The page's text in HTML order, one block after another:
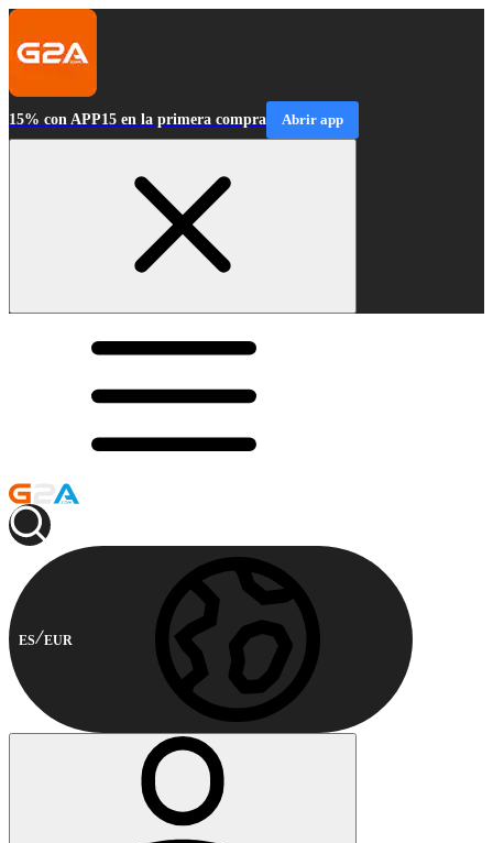
15% con APP15 en la primera compra Abrir app
ES EUR